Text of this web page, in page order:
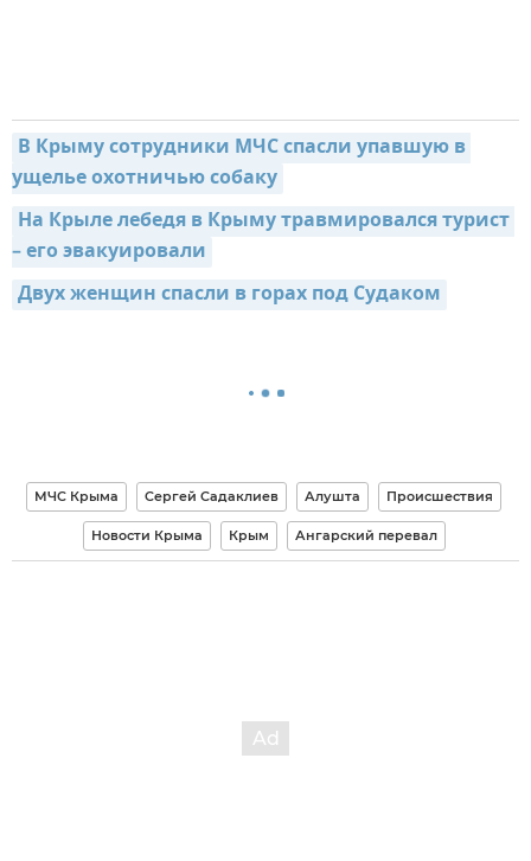
В Крыму сотрудники МЧС спасли упавшую в
ущелье охотничью собаку
На Крыле лебедя в Крыму травмировался турист
– его эвакуировали
Двух женщин спасли в горах под Судаком
МЧС Крыма Сергей Садаклиев Алушта Происшествия
Новости Крыма Крым Ангарский перевал